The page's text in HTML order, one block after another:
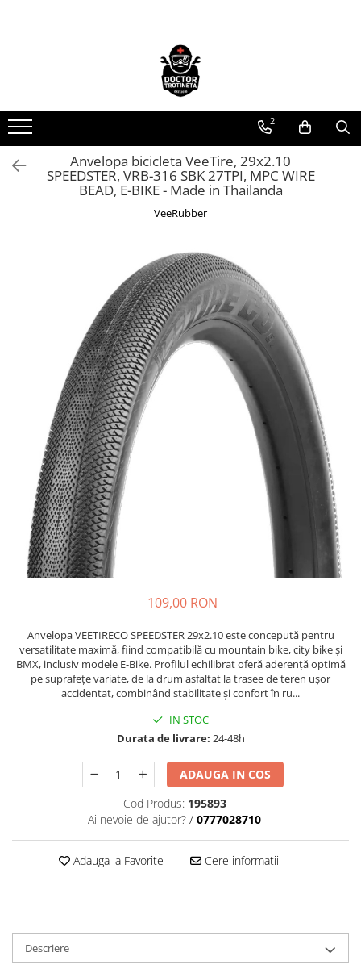
Toate produsele
Piese de schimb
https://www.doctortrotineta.ro/electrica
Acceleratie
Contact cu cheie
https://www.doctortrotineta.ro/frane
Discuri frana
Placute de frana
Manete de frana
Etrieri
https://www.doctortrotineta.ro/lumini
Stop trotineta
Faruri
https://www.doctortrotineta.ro/cadru
Aparatori (aripi)
Suspensie
Cauciucuri
https://www.doctortrotineta.ro/camere-
de-aer
cauciucuri-bicicleta
Camere bicicleta
Cauciuc tubeless cu GEL antipană
Accesorii
Anvelope moto
Camere moto
2
Anvelopa bicicleta VeeTire, 29x2.10
SPEEDSTER, VRB-316 SBK 27TPI, MPC WIRE
BEAD, E-BIKE - Made in Thailanda
VeeRubber
109,00 RON
Anvelopa VEETIRECO SPEEDSTER 29x2.10 este concepută pentru
versatilitate maximă, fiind compatibilă cu mountain bike, city bike și
BMX, inclusiv modele E-Bike. Profilul echilibrat oferă aderență optimă
pe suprafețe variate, de la drum asfaltat la trasee de teren ușor
accidentat, combinând stabilitate și confort în ru...
IN STOC
Durata de livrare: 24-48h
ADAUGA IN COS
Cod Produs: 195893
Ai nevoie de ajutor? / 0777028710
Adauga la Favorite Cere informatii
Descriere